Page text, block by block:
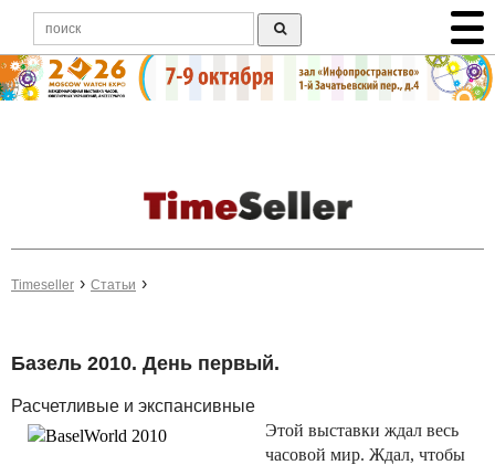
Timeseller Статьи
Базель 2010. День первый.
Расчетливые и экспансивные
Этой выставки ждал весь
часовой мир. Ждал, чтобы